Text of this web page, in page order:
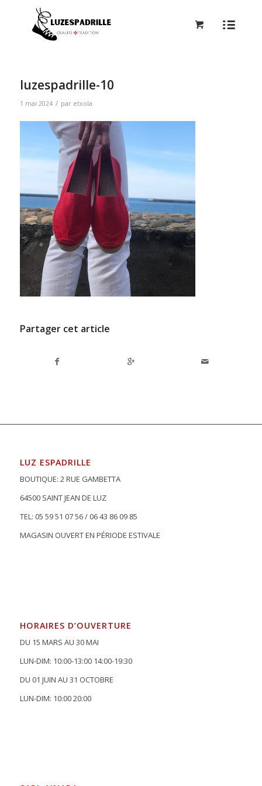
luzespadrille-10
1 mai 2024 / par etxola
Partager cet article
LUZ ESPADRILLE
BOUTIQUE: 2 RUE GAMBETTA
64500 SAINT JEAN DE LUZ
TEL: 05 59 51 07 56 / 06 43 86 09 85
MAGASIN OUVERT EN PÉRIODE ESTIVALE
HORAIRES D’OUVERTURE
DU 15 MARS AU 30 MAI
LUN-DIM: 10:00-13:00 14:00-19:30
DU 01 JUIN AU 31 OCTOBRE
LUN-DIM: 10:00 20:00